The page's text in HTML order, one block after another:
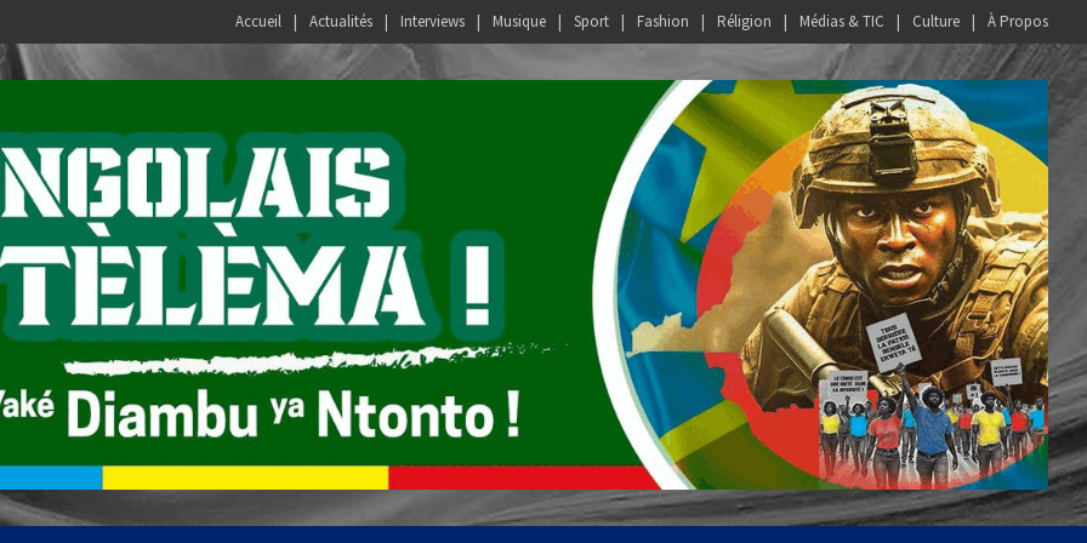
Accueil Actualités Interviews Musique Sport Fashion Réligion Médias & TIC Culture À Propos